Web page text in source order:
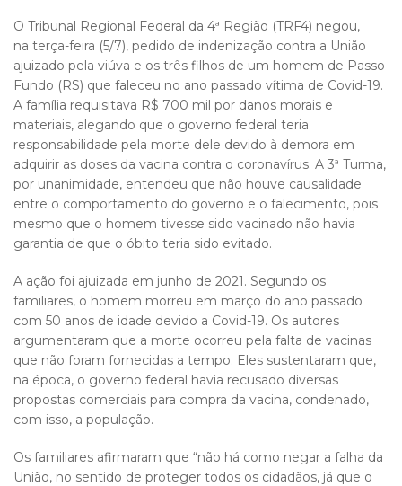
O Tribunal Regional Federal da 4ª Região (TRF4) negou,
na terça-feira (5/7), pedido de indenização contra a União
ajuizado pela viúva e os três filhos de um homem de Passo
Fundo (RS) que faleceu no ano passado vítima de Covid-19.
A família requisitava R$ 700 mil por danos morais e
materiais, alegando que o governo federal teria
responsabilidade pela morte dele devido à demora em
adquirir as doses da vacina contra o coronavírus. A 3ª Turma,
por unanimidade, entendeu que não houve causalidade
entre o comportamento do governo e o falecimento, pois
mesmo que o homem tivesse sido vacinado não havia
garantia de que o óbito teria sido evitado.
A ação foi ajuizada em junho de 2021. Segundo os
familiares, o homem morreu em março do ano passado
com 50 anos de idade devido a Covid-19. Os autores
argumentaram que a morte ocorreu pela falta de vacinas
que não foram fornecidas a tempo. Eles sustentaram que,
na época, o governo federal havia recusado diversas
propostas comerciais para compra da vacina, condenado,
com isso, a população.
Os familiares afirmaram que “não há como negar a falha da
União, no sentido de proteger todos os cidadãos, já que o